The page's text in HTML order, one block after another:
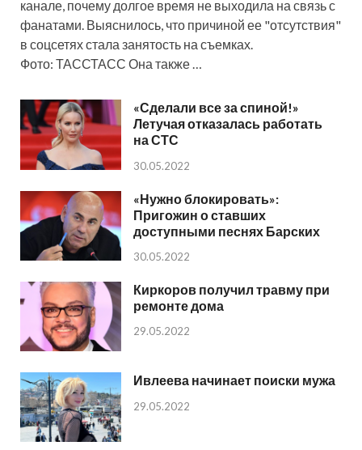
канале, почему долгое время не выходила на связь с
фанатами. Выяснилось, что причиной ее "отсутствия"
в соцсетях стала занятость на съемках.
Фото: ТАССТАСС Она также …
«Сделали все за спиной!»
Летучая отказалась работать
на СТС
30.05.2022
«Нужно блокировать»:
Пригожин о ставших
доступными песнях Барских
30.05.2022
Киркоров получил травму при
ремонте дома
29.05.2022
Ивлеева начинает поиски мужа
29.05.2022